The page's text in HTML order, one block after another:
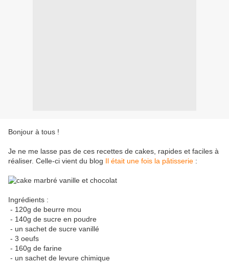
Bonjour à tous !
Je ne me lasse pas de ces recettes de cakes, rapides et faciles à
réaliser. Celle-ci vient du blog Il était une fois la pâtisserie :
Ingrédients :
- 120g de beurre mou
- 140g de sucre en poudre
- un sachet de sucre vanillé
- 3 oeufs
- 160g de farine
- un sachet de levure chimique